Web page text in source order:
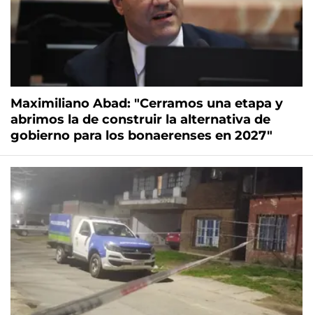
Maximiliano Abad: "Cerramos una etapa y
abrimos la de construir la alternativa de
gobierno para los bonaerenses en 2027"